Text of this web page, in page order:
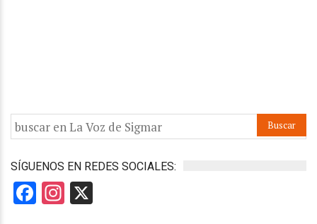
SÍGUENOS EN REDES SOCIALES:
Facebook
Instagram